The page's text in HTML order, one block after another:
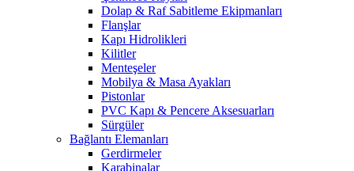
Dolap & Raf Sabitleme Ekipmanları
Flanşlar
Kapı Hidrolikleri
Kilitler
Menteşeler
Mobilya & Masa Ayakları
Pistonlar
PVC Kapı & Pencere Aksesuarları
Sürgüler
Bağlantı Elemanları
Gerdirmeler
Karabinalar